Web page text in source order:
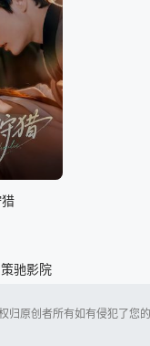
策驰影院
原创者所有如有侵犯了您